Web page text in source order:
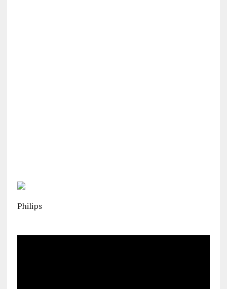
Philips